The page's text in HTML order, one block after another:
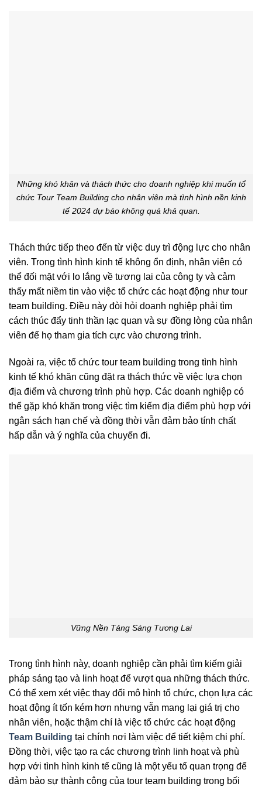
Những khó khăn và thách thức cho doanh nghiệp khi muốn tổ
chức Tour Team Building cho nhân viên mà tình hình nền kinh
tế 2024 dự báo không quá khả quan.
Thách thức tiếp theo đến từ việc duy trì động lực cho nhân
viên. Trong tình hình kinh tế không ổn định, nhân viên có
thể đối mặt với lo lắng về tương lai của công ty và cảm
thấy mất niềm tin vào việc tổ chức các hoạt động như tour
team building. Điều này đòi hỏi doanh nghiệp phải tìm
cách thúc đẩy tinh thần lạc quan và sự đồng lòng của nhân
viên để họ tham gia tích cực vào chương trình.
Ngoài ra, việc tổ chức tour team building trong tình hình
kinh tế khó khăn cũng đặt ra thách thức về việc lựa chọn
địa điểm và chương trình phù hợp. Các doanh nghiệp có
thể gặp khó khăn trong việc tìm kiếm địa điểm phù hợp với
ngân sách hạn chế và đồng thời vẫn đảm bảo tính chất
hấp dẫn và ý nghĩa của chuyến đi.
Vững Nền Tảng Sáng Tương Lai
Trong tình hình này, doanh nghiệp cần phải tìm kiếm giải
pháp sáng tạo và linh hoạt để vượt qua những thách thức.
Có thể xem xét việc thay đổi mô hình tổ chức, chọn lựa các
hoạt động ít tốn kém hơn nhưng vẫn mang lại giá trị cho
nhân viên, hoặc thậm chí là việc tổ chức các hoạt động
Team Building tại chính nơi làm việc để tiết kiệm chi phí.
Đồng thời, việc tạo ra các chương trình linh hoạt và phù
hợp với tình hình kinh tế cũng là một yếu tố quan trọng để
đảm bảo sự thành công của tour team building trong bối